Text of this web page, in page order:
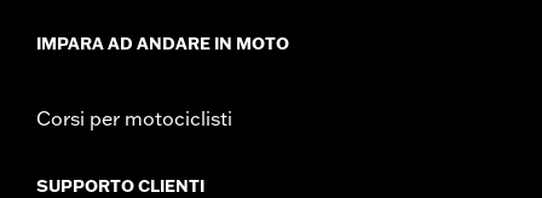
IMPARA AD ANDARE IN MOTO
Corsi per motociclisti
SUPPORTO CLIENTI